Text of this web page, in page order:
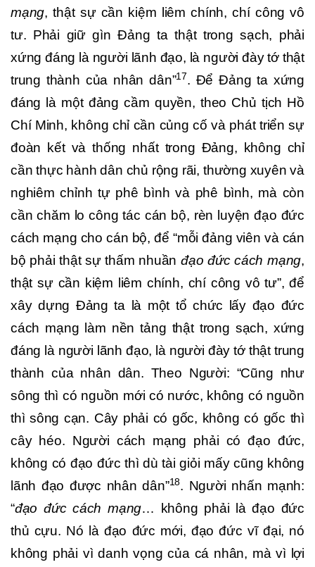
mạng, thật sự cần kiệm liêm chính, chí công vô
tư. Phải giữ gìn Đảng ta thật trong sạch, phải
xứng đáng là người lãnh đạo, là người đày tớ thật
trung thành của nhân dân”17. Để Đảng ta xứng
đáng là một đảng cầm quyền, theo Chủ tịch Hồ
Chí Minh, không chỉ cần củng cố và phát triển sự
đoàn kết và thống nhất trong Đảng, không chỉ
cần thực hành dân chủ rộng rãi, thường xuyên và
nghiêm chỉnh tự phê bình và phê bình, mà còn
cần chăm lo công tác cán bộ, rèn luyện đạo đức
cách mạng cho cán bộ, để “mỗi đảng viên và cán
bộ phải thật sự thấm nhuần đạo đức cách mạng,
thật sự cần kiệm liêm chính, chí công vô tư”, để
xây dựng Đảng ta là một tổ chức lấy đạo đức
cách mạng làm nền tảng thật trong sạch, xứng
đáng là người lãnh đạo, là người đày tớ thật trung
thành của nhân dân. Theo Người: “Cũng như
sông thì có nguồn mới có nước, không có nguồn
thì sông cạn. Cây phải có gốc, không có gốc thì
cây héo. Người cách mạng phải có đạo đức,
không có đạo đức thì dù tài giỏi mấy cũng không
lãnh đạo được nhân dân”18. Người nhấn mạnh:
“đạo đức cách mạng… không phải là đạo đức
thủ cựu. Nó là đạo đức mới, đạo đức vĩ đại, nó
không phải vì danh vọng của cá nhân, mà vì lợi